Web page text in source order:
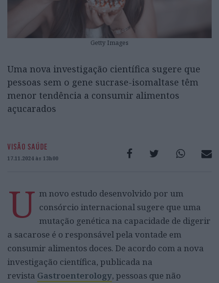
Getty Images
Uma nova investigação científica sugere que
pessoas sem o gene sucrase-isomaltase têm
menor tendência a consumir alimentos
açucarados
VISÃO SAÚDE
17.11.2024 às 13h00
U m novo estudo desenvolvido por um
consórcio internacional sugere que uma
mutação genética na capacidade de digerir
a sacarose é o responsável pela vontade em
consumir alimentos doces. De acordo com a nova
investigação científica, publicada na
revista Gastroenterology, pessoas que não